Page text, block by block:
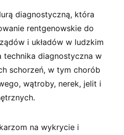
diagnostyczną, która
rentgenowskie do
i układów w ludzkim
technika diagnostyczna w
schorzeń, w tym chorób
wątroby, nerek, jelit i
na wykrycie i